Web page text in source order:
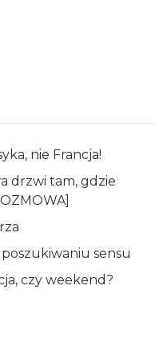
nie Francja!
drzwi tam, gdzie
poszukiwaniu sensu
czy weekend?